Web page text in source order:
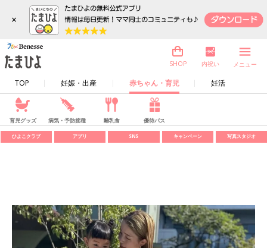
×
TOP 妊娠・出産 赤ちゃん・育児 妊活
SHOP 内祝い メニュー
育児グッズ 病気・予防接種 離乳食 優待パス
ひよこクラブ アプリ SNS キャンペーン 写真スタジオ